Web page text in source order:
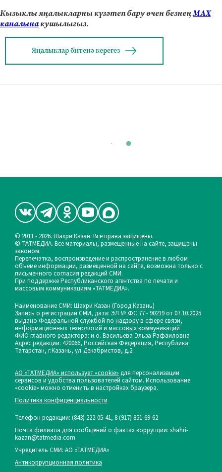
Кызыклы яңалыкларны күзәтеп бару өчен безнеңМАХ
каналынакушылыгыз.
Яңалыклар битенә керегез
© 2011 - 2026. Шахри Казан. Все права защищены.
© ТАТМЕДИА. Все материалы, размещенные на сайте, защищены
законом.
Перепечатка, воспроизведение и распространение в любом
объеме информации, размещенной на сайте, возможна только с
письменного согласия редакций СМИ.
При поддержке Республиканского агентства по печати и
массовым коммуникациям «ТАТМЕДИА».
Наименование СМИ: Шахри Казан (Город Казань)
Запись о регистрации СМИ, дата: ЭЛ № ФС 77 - 90219 от 07.10.2025
выдано Федеральной службой по надзору в сфере связи,
информационных технологий и массовых коммуникаций
ФИО главного редактора: и.о. Васильева Эльза Рафаиловна
Адрес редакции: 420066, Российская Федерация, Республика
Татарстан, г.Казань, ул.Декабристов, д.2
АО «ТАТМЕДИА» использует «cookie» для персонализации
сервисов и удобства пользователей сайтом. Использование
«cookie» можно отменить в настройках браузера.
Политика конфиденциальности
Телефон редакции: (843) 222-05-41, 8 (917) 851-69-62
Почта филиала для сообщений о фактах коррупции: shahri-
kazan@tatmedia.com
Учредитель СМИ: АО «ТАТМЕДИА»
Антикоррупционная политика